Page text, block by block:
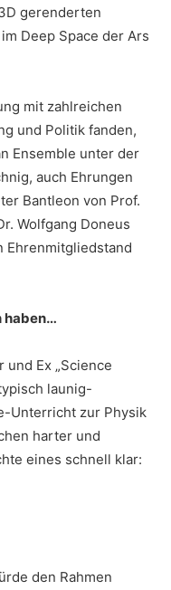
gerenderten
Deep Space der Ars
mit zahlreichen
und Politik fanden,
Ensemble unter der
auch Ehrungen
Bantleon von Prof.
Wolfgang Doneus
Ehrenmitgliedstand
haben…
Ex „Science
launig-
Unterricht zur Physik
harter und
eines schnell klar:
den Rahmen